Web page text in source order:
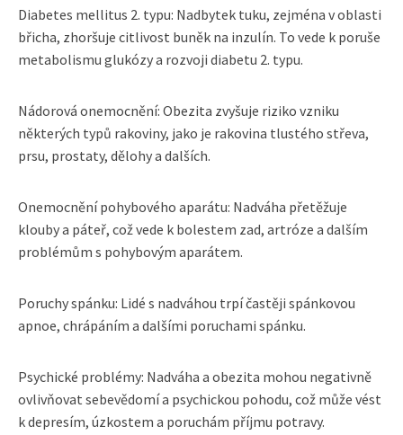
Diabetes mellitus 2. typu: Nadbytek tuku, zejména v oblasti
břicha, zhoršuje citlivost buněk na inzulín. To vede k poruše
metabolismu glukózy a rozvoji diabetu 2. typu.
Nádorová onemocnění: Obezita zvyšuje riziko vzniku
některých typů rakoviny, jako je rakovina tlustého střeva,
prsu, prostaty, dělohy a dalších.
Onemocnění pohybového aparátu: Nadváha přetěžuje
klouby a páteř, což vede k bolestem zad, artróze a dalším
problémům s pohybovým aparátem.
Poruchy spánku: Lidé s nadváhou trpí častěji spánkovou
apnoe, chrápáním a dalšími poruchami spánku.
Psychické problémy: Nadváha a obezita mohou negativně
ovlivňovat sebevědomí a psychickou pohodu, což může vést
k depresím, úzkostem a poruchám příjmu potravy.